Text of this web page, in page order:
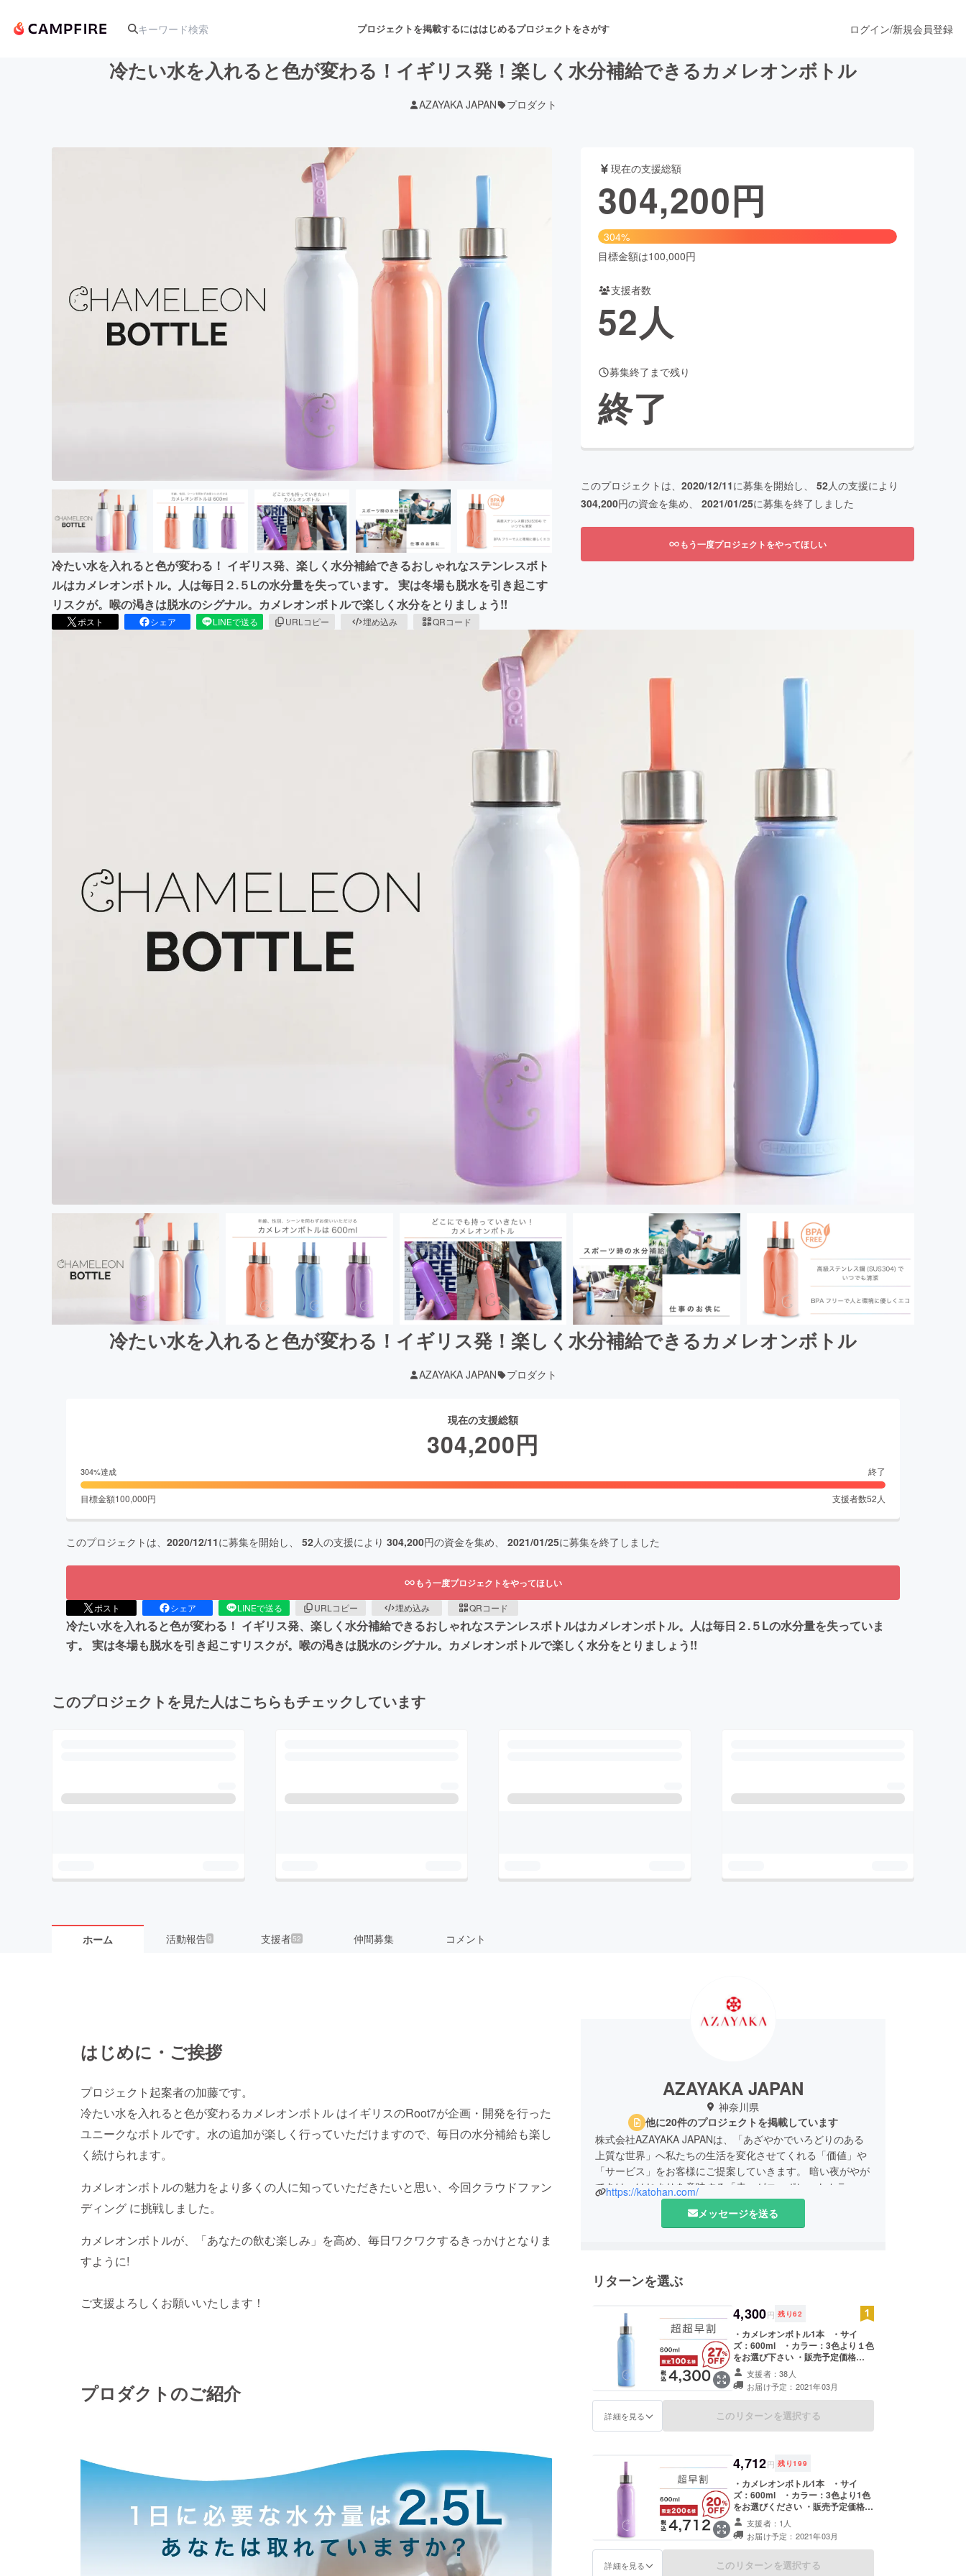
プロジェクトを掲載するにははじめるプロジェクトをさがす
音楽 舞台・パフォーマンス
ゲーム・サービス開発 ファッション
書籍・雑誌出版
ビジネス・起業 ビューティー・ヘルスケア
まちづくり・地域活性化
CAMPFIRE for Social Good
machi-ya
ログイン/新規会員登録
冷たい水を入れると色が変わる！イギリス発！楽しく水分補給できるカメレオンボトル
AZAYAKA JAPAN プロダクト
冷たい水を入れると色が変わる！ イギリス発、楽しく水分補給できるおしゃれなステンレスボト
ルはカメレオンボトル。人は毎日２.５Lの水分量を失っています。 実は冬場も脱水を引き起こす
リスクが。喉の渇きは脱水のシグナル。カメレオンボトルで楽しく水分をとりましょう!!
ポスト シェア LINEで送る URLコピー 埋め込み QRコード
現在の支援総額
304,200円
304%
目標金額は100,000円
支援者数
52人
募集終了まで残り
終了
このプロジェクトは、 2020/12/11に募集を開始し、 52人の支援により
304,200円の資金を集め、 2021/01/25に募集を終了しました
もう一度プロジェクトをやってほしい
冷たい水を入れると色が変わる！イギリス発！楽しく水分補給できるカメレオンボトル
AZAYAKA JAPAN プロダクト
現在の支援総額
304,200円
304%達成 終了
目標金額100,000円 支援者数52 人
このプロジェクトは、 2020/12/11に募集を開始し、 52人の支援により 304,200円の資金を集め、 2021/01/25に募集を終了しました
もう一度プロジェクトをやってほしい
ポスト シェア LINEで送る URLコピー 埋め込み QRコード
冷たい水を入れると色が変わる！ イギリス発、楽しく水分補給できるおしゃれなステンレスボトルはカメレオンボトル。人は毎日２.５Lの水分量を失っていま
す。 実は冬場も脱水を引き起こすリスクが。喉の渇きは脱水のシグナル。カメレオンボトルで楽しく水分をとりましょう!!
このプロジェクトを見た人はこちらもチェックしています
ホーム 活動報告9 支援者52 仲間募集 コメント
はじめに・ご挨拶
プロジェクト起案者の加藤です。
冷たい水を入れると色が変わるカメレオンボトル はイギリスのRoot7が企画・開発を行った
ユニークなボトルです。水の追加が楽しく行っていただけますので、毎日の水分補給も楽し
く続けられます。
カメレオンボトルの魅力をより多くの人に知っていただきたいと思い、今回クラウドファン
ディング に挑戦しました。
カメレオンボトルが、「あなたの飲む楽しみ」を高め、毎日ワクワクするきっかけとなりま
すように!
ご支援よろしくお願いいたします！
プロダクトのご紹介
AZAYAKA JAPAN
神奈川県
他に20件のプロジェクトを掲載しています
株式会社AZAYAKA JAPANは、「あざやかでいろどりのある
上質な世界」へ私たちの生活を変化させてくれる「価値」や
「サービス」をお客様にご提案していきます。 暗い夜がやが
てあけ、はじまりを意味する「赤」がコーポレートカラーで
https://katohan.com/
メッセージを送る
リターンを選ぶ
4,300円 残り62
・カメレオンボトル1本 ・サイ
ズ：600ml ・カラー：3色より１色
をお選び下さい ・販売予定価格
5,890円の27%ＯＦＦ 【ご注意】 ※
皆様のご支援により流通コストが圧
縮できた場合、正規販売価格が販売
予定価格より下がる可能性もありま
す。予めご了承下さい。 ※ご注文
す。
支援者：38人
お届け予定：2021年03月
詳細を見る このリターンを選択する
4,712円 残り199
・カメレオンボトル1本 ・サイ
ズ：600ml ・カラー：3色より1色
をお選びください ・販売予定価格
5,890円の20%ＯＦＦ 【ご注意】 ※
皆様のご支援により流通コストが圧
縮できた場合、正規販売価格が販売
予定価格より下がる可能性もありま
す。予めご了承下さい。 ※ご注文
支援者：1人
お届け予定：2021年03月
詳細を見る このリターンを選択する